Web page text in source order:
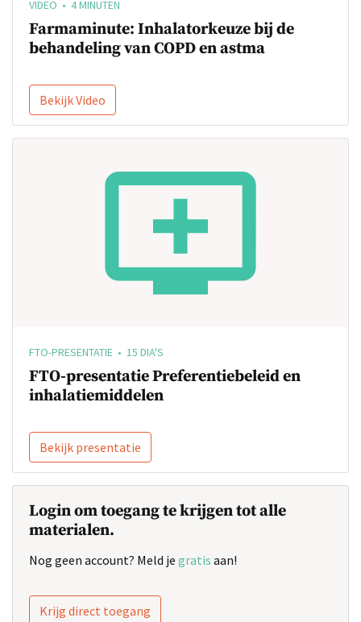
VIDEO • 4 MINUTEN
Farmaminute: Inhalatorkeuze bij de
behandeling van COPD en astma
Bekijk Video
FTO-PRESENTATIE • 15 DIA'S
FTO-presentatie Preferentiebeleid en
inhalatiemiddelen
Bekijk presentatie
Login om toegang te krijgen tot alle
materialen.
Nog geen account? Meld je gratis aan!
Krijg direct toegang